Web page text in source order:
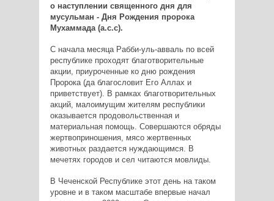
о наступлении священного дня для
мусульман - Дня Рождения пророка
Мухаммада (а.с.с).
С начала месяца Рабби-уль-авваль по всей
республике проходят благотворительные
акции, приуроченные ко дню рождения
Пророка (да благословит Его Аллах и
приветствует). В рамках благотворительных
акций, малоимущим жителям республики
оказывается продовольственная и
материальная помощь. Совершаются обряды
жертвоприношения, мясо жертвенных
животных раздается нуждающимся. В
мечетях городов и сел читаются мовлиды.
В Чеченской Республике этот день на таком
уровне и в таком масштабе впервые начал